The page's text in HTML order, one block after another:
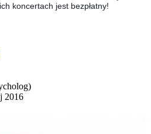
koncertach jest bezpłatny!
2016